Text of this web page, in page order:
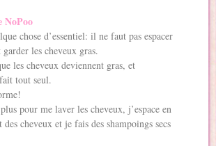
NoPoo
chose d’essentiel: il ne faut pas espacer
les cheveux gras.
les cheveux deviennent gras, et
tout seul.
pour me laver les cheveux, j’espace en
cheveux et je fais des shampoings secs